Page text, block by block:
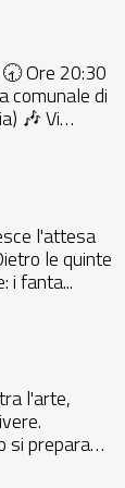
Ore 20:30
comunale di
🎶 Vi
l'attesa
i fanta...
l'arte,
si prepara